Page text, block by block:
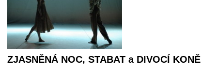
ZJASNĚNÁ NOC, STABAT a DIVOCÍ KONĚ